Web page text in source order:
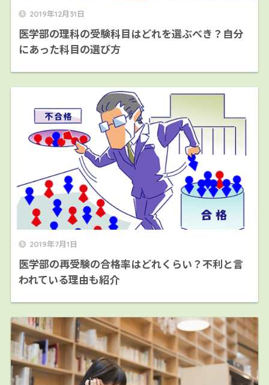
2019年12月31日
医学部の理科の受験科目はどれを選ぶべき？自分
にあった科目の選び方
2019年7月1日
医学部の再受験の合格率はどれくらい？不利と言
われている理由も紹介